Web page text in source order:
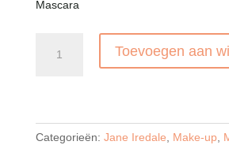
Mascara
Lash
Toevoegen aan
Categorieën: Jane Iredale, Make-up,